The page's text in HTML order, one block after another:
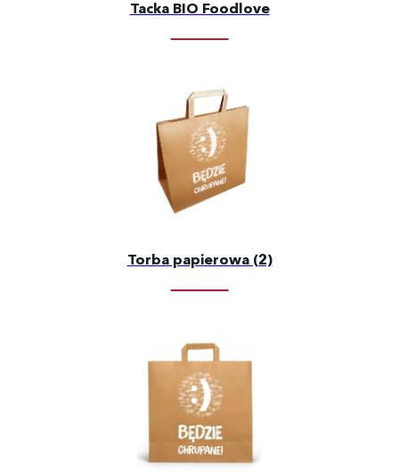
Tacka BIO Foodlove
Torba papierowa (2)